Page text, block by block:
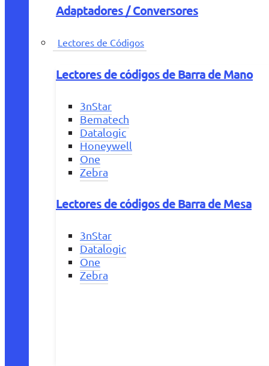
Adaptadores / Conversores
Lectores de Códigos
Lectores de códigos de Barra de Mano
3nStar
Bematech
Datalogic
Honeywell
One
Zebra
Lectores de códigos de Barra de Mesa
3nStar
Datalogic
One
Zebra